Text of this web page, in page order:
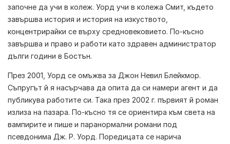
започне да учи в колеж. Уорд учи в колежа Смит, където
завършва история и история на изкуството,
концентрирайки се върху средновековието. По-късно
завършва и право и работи като здравен администратор
дълги години в Бостън.
През 2001, Уорд се омъжва за Джон Невил Блейкмор.
Съпругът й я насърчава да опита да си намери агент и да
публикува работите си. Така през 2002 г. първият й роман
излиза на пазара. По-късно тя се ориентира към света на
вампирите и пише и паранормални романи под
псевдонима Дж. Р. Уорд. Поредицата се нарича